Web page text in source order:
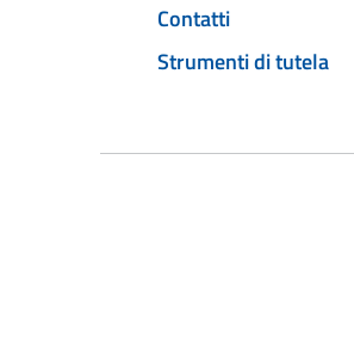
Contatti
Strumenti di tutela